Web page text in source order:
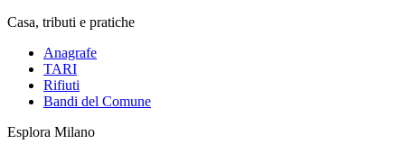
Casa, tributi e pratiche
Anagrafe
TARI
Rifiuti
Bandi del Comune
Esplora Milano